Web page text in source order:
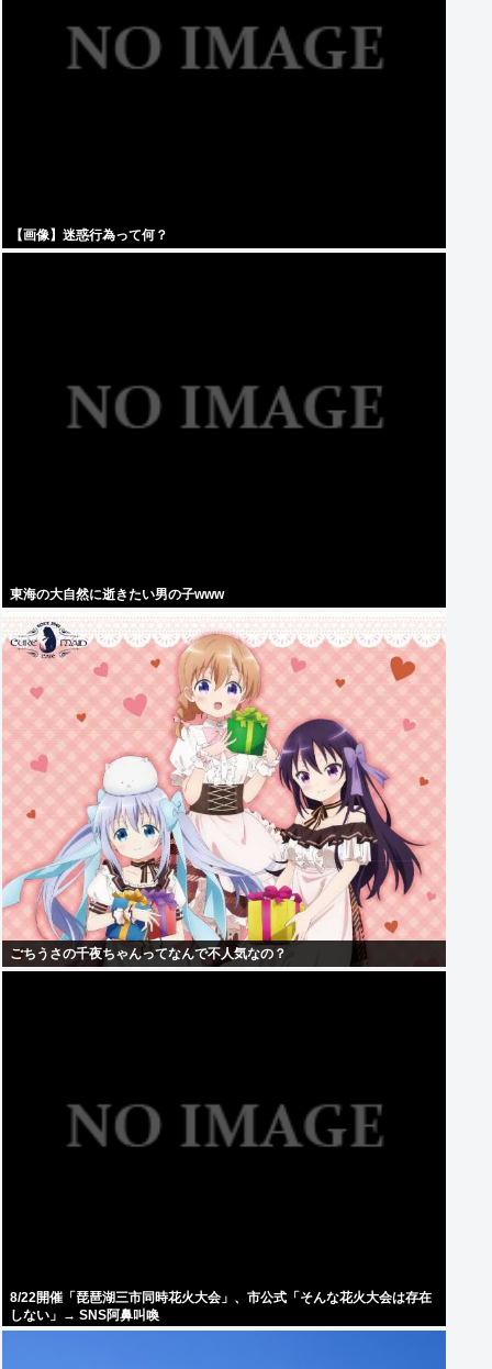
【画像】迷惑行為って何？
東海の大自然に逝きたい男の子www
ごちうさの千夜ちゃんってなんで不人気なの？
8/22開催「琵琶湖三市同時花火大会」、市公式「そんな花火大会は存在
しない」→ SNS阿鼻叫喚